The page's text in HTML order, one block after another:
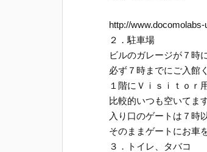
http://
２．駐車場
ビルのガレージが７時
必ず７時までにご入館
１階にＶｉｓｉｔｏｒ
比較的いつも空いてま
入り口のゲートは７時
そのままゲートにお車
３．トイレ、タバコ